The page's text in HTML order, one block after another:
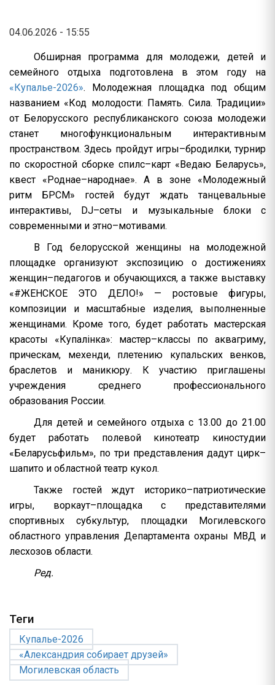
04.06.2026 - 15:55
Обширная программа для молодежи, детей и
семейного отдыха подготовлена в этом году на
«Купалье-2026». Молодежная площадка под общим
названием «Код молодости: Память. Сила. Традиции»
от Белорусского республиканского союза молодежи
станет многофункциональным интерактивным
пространством. Здесь пройдут игры–бродилки, турнир
по скоростной сборке спилс–карт «Ведаю Беларусь»,
квест «Роднае–народнае». А в зоне «Молодежный
ритм БРСМ» гостей будут ждать танцевальные
интерактивы, DJ–сеты и музыкальные блоки с
современными и этно–мотивами.
В Год белорусской женщины на молодежной
площадке организуют экспозицию о достижениях
женщин–педагогов и обучающихся, а также выставку
«#ЖЕНСКОЕ ЭТО ДЕЛО!» — ростовые фигуры,
композиции и масштабные изделия, выполненные
женщинами. Кроме того, будет работать мастерская
красоты «Купалінка»: мастер–классы по аквагриму,
прическам, мехенди, плетению купальских венков,
браслетов и маникюру. К участию приглашены
учреждения среднего профессионального
образования России.
Для детей и семейного отдыха с 13.00 до 21.00
будет работать полевой кинотеатр киностудии
«Беларусьфильм», по три представления дадут цирк–
шапито и областной театр кукол.
Также гостей ждут историко–патриотические
игры, воркаут–площадка с представителями
спортивных субкультур, площадки Могилевского
областного управления Департамента охраны МВД и
лесхозов области.
Ред.
Теги
Купалье-2026
«Александрия собирает друзей»
Могилевская область